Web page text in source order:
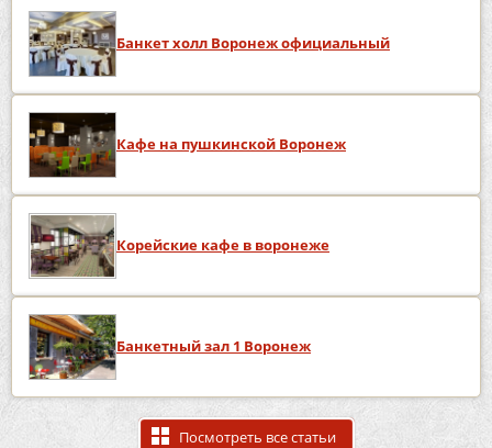
Банкет холл Воронеж официальный
Кафе на пушкинской Воронеж
Корейские кафе в воронеже
Банкетный зал 1 Воронеж
Посмотреть все статьи